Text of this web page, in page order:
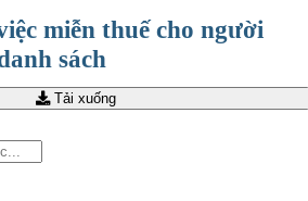
miễn thuế cho người
sách
Tải xuống